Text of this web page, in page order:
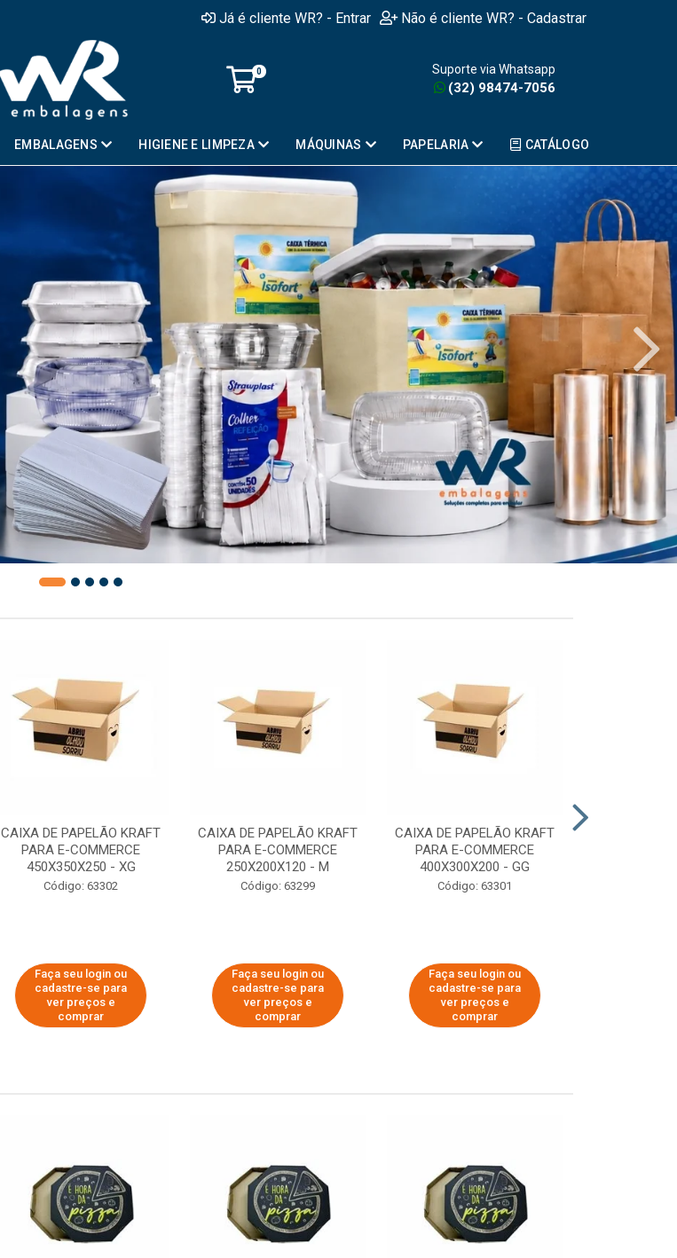
Já é cliente WR? - Entrar Não é cliente WR? - Cadastrar
0 Suporte via Whatsapp
(32) 98474-7056
EMBALAGENS HIGIENE E LIMPEZA MÁQUINAS PAPELARIA CATÁLOGO
CAIXA DE PAPELÃO KRAFT
PARA E-COMMERCE
450X350X250 - XG
Código: 63302
Faça seu login ou
cadastre-se para
ver preços e
comprar
CAIXA DE PAPELÃO KRAFT
PARA E-COMMERCE
250X200X120 - M
Código: 63299
Faça seu login ou
cadastre-se para
ver preços e
comprar
CAIXA DE PAPELÃO KRAFT
PARA E-COMMERCE
400X300X200 - GG
Código: 63301
Faça seu login ou
cadastre-se para
ver preços e
comprar